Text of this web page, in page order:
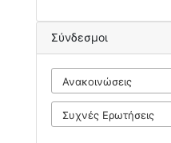
Σύνδεσμοι
Ανακοινώσεις
Συχνές Ερωτήσεις